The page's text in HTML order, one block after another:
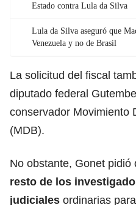
Estado contra Lula da Silva
Lula da Silva aseguró que
Venezuela y no de Brasil
La solicitud del fiscal
diputado federal
conservador Movimiento
(MDB).
No obstante, Gonet pidió
resto de los
judiciales ordinarias